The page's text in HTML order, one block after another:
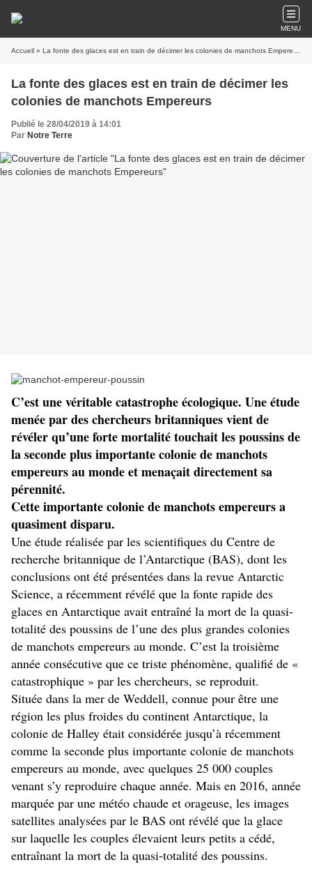
MENU
Accueil » La fonte des glaces est en train de décimer les colonies de manchots Empereurs
La fonte des glaces est en train de décimer les
colonies de manchots Empereurs
Publié le 28/04/2019 à 14:01
Par Notre Terre
C’est une véritable catastrophe écologique. Une étude
menée par des chercheurs britanniques vient de
révéler qu’une forte mortalité touchait les poussins de
la seconde plus importante colonie de manchots
empereurs au monde et menaçait directement sa
pérennité.
Cette importante colonie de manchots empereurs a
quasiment disparu.
Une étude réalisée par les scientifiques du Centre de
recherche britannique de l’Antarctique (BAS), dont les
conclusions ont été présentées dans la revue Antarctic
Science, a récemment révélé que la fonte rapide des
glaces en Antarctique avait entraîné la mort de la quasi-
totalité des poussins de l’une des plus grandes colonies
de manchots empereurs au monde. C’est la troisième
année consécutive que ce triste phénomène, qualifié de «
catastrophique » par les chercheurs, se reproduit.
Située dans la mer de Weddell, connue pour être une
région les plus froides du continent Antarctique, la
colonie de Halley était considérée jusqu’à récemment
comme la seconde plus importante colonie de manchots
empereurs au monde, avec quelques 25 000 couples
venant s’y reproduire chaque année. Mais en 2016, année
marquée par une météo chaude et orageuse, les images
satellites analysées par le BAS ont révélé que la glace
sur laquelle les couples élevaient leurs petits a cédé,
entraînant la mort de la quasi-totalité des poussins.